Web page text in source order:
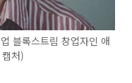
블록스트림 창업자인 애
처)